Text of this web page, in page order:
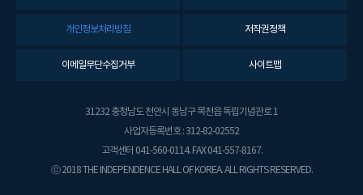
개인정보처리방침 저작권정책
이메일무단수집거부 사이트맵
31232 충청남도 천안시 동남구 목천읍 독립기념관로 1
사업자등록번호 : 312-82-02552
고객센터 041-560-0114. FAX 041-557-8167.
ⓒ 2018 THE INDEPENDENCE HALL OF KOREA. ALL RIGHTS RESERVED.